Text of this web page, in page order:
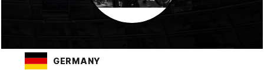
GERMANY